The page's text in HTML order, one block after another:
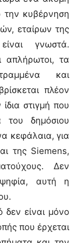
κυβέρνηση
εταίρων της
γνωστά.
απλήρωτοι, τα
και
πλέον
στιγμή που
του δημόσιου
κεφάλαια, για
της Siemens,
Δεν
αυτή η
είναι μόνο
που έρχεται